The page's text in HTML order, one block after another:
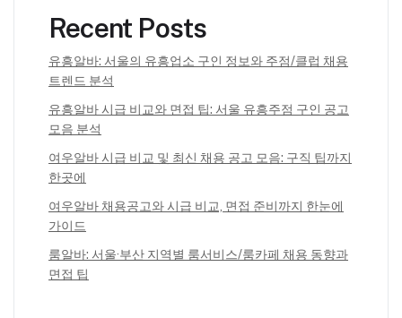
Recent Posts
유흥알바: 서울의 유흥업소 구인 정보와 주점/클럽 채용
트렌드 분석
유흥알바 시급 비교와 면접 팁: 서울 유흥주점 구인 공고
모음 분석
여우알바 시급 비교 및 최신 채용 공고 모음: 구직 팁까지
한곳에
여우알바 채용공고와 시급 비교, 면접 준비까지 한눈에
가이드
룸알바: 서울·부산 지역별 룸서비스/룸카페 채용 동향과
면접 팁